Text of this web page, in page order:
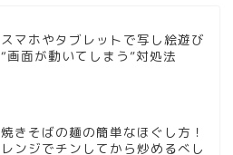
スマホやタブレットで写し絵遊び
“画面が動いてしまう”対処法
焼きそばの麺の簡単なほぐし方！
レンジでチンしてから炒めるべし